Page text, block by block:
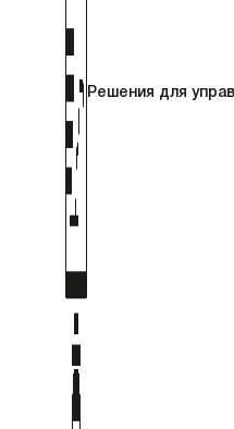
Решения для